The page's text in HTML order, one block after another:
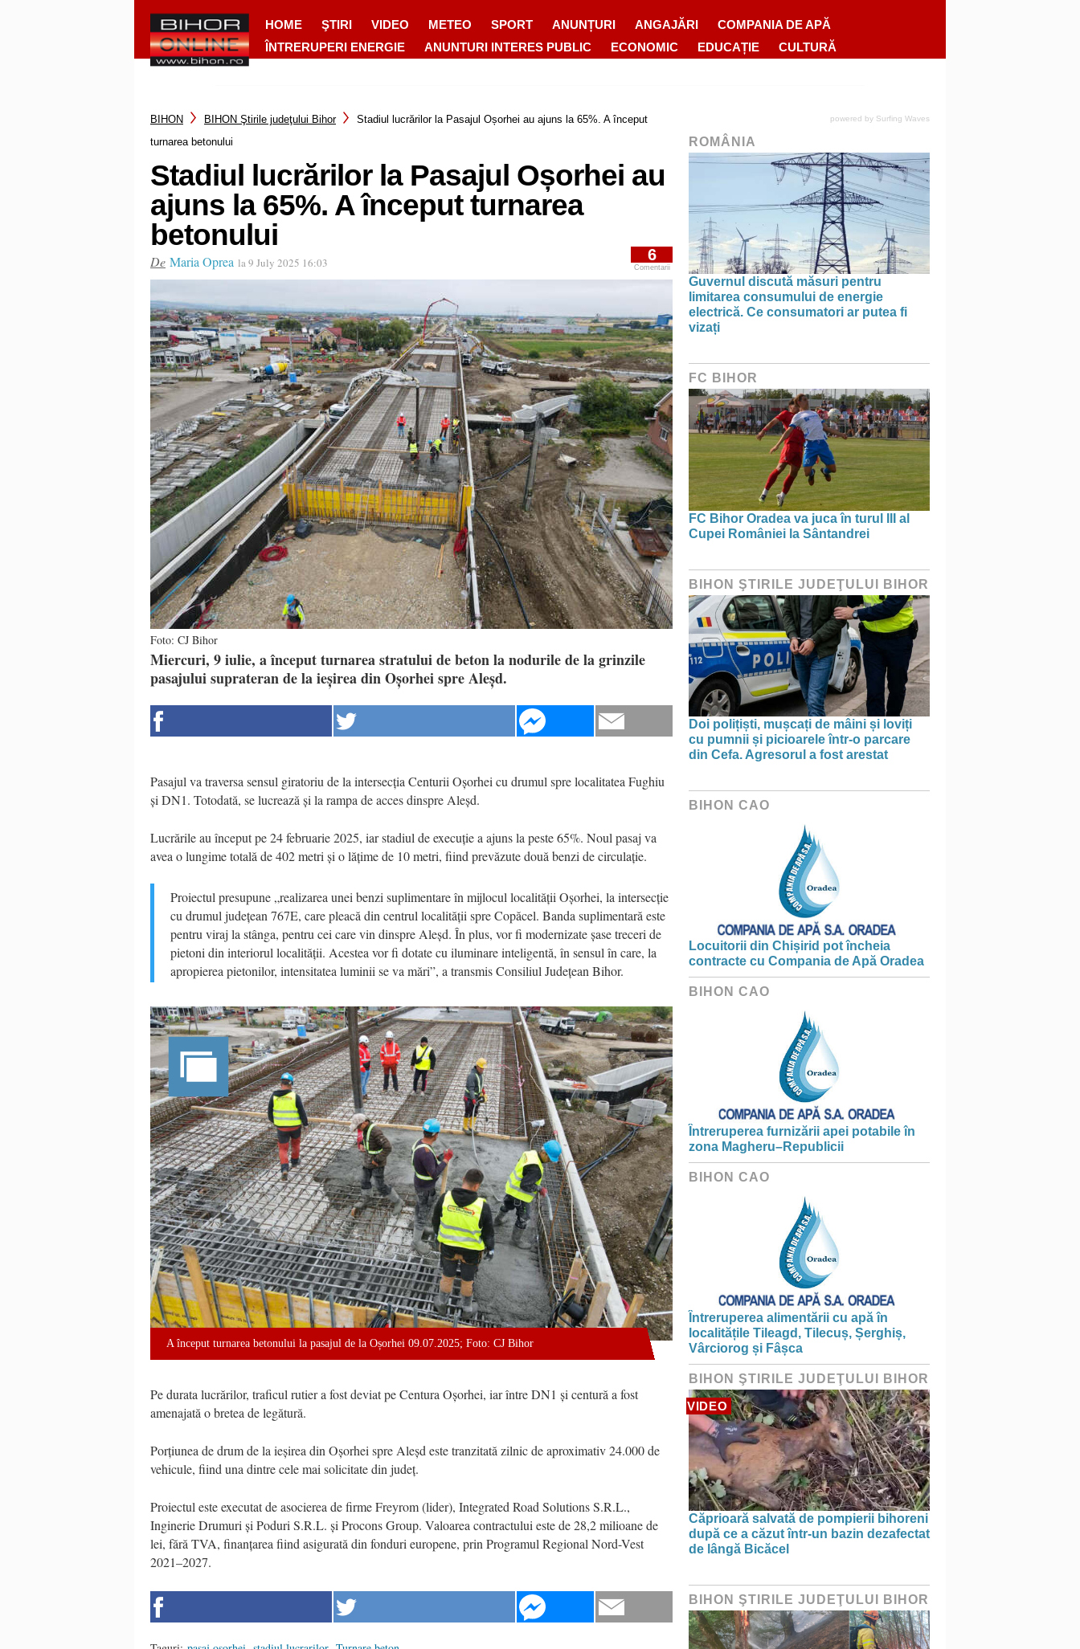
HOME ŞTIRI VIDEO METEO SPORT ANUNȚURI ANGAJĂRI
COMPANIA DE APĂ
ÎNTRERUPERI ENERGIE
ANUNTURI INTERES PUBLIC ECONOMIC EDUCAȚIE CULTURĂ
BIHON BIHON Ştirile judeţului Bihor
Stadiul lucrărilor la Pasajul Oșorhei au ajuns la 65%. A început
turnarea betonului
Stadiul lucrărilor la Pasajul Oșorhei au
ajuns la 65%. A început turnarea
betonului
De Maria Oprea la 9 July 2025 16:03 6
Comentarii
Foto: CJ Bihor
Miercuri, 9 iulie, a început turnarea stratului de beton la nodurile de la grinzile
pasajului suprateran de la ieșirea din Oșorhei spre Aleșd.
Pasajul va traversa sensul giratoriu de la intersecția Centurii Oșorhei cu drumul spre localitatea Fughiu
și DN1. Totodată, se lucrează și la rampa de acces dinspre Aleșd.
Lucrările au început pe 24 februarie 2025, iar stadiul de execuție a ajuns la peste 65%. Noul pasaj va
avea o lungime totală de 402 metri și o lățime de 10 metri, fiind prevăzute două benzi de circulație.
Proiectul presupune „realizarea unei benzi suplimentare în mijlocul localității Oșorhei, la intersecție
cu drumul județean 767E, care pleacă din centrul localității spre Copăcel. Banda suplimentară este
pentru viraj la stânga, pentru cei care vin dinspre Aleșd. În plus, vor fi modernizate șase treceri de
pietoni din interiorul localității. Acestea vor fi dotate cu iluminare inteligentă, în sensul în care, la
apropierea pietonilor, intensitatea luminii se va mări”, a transmis Consiliul Județean Bihor.
A început turnarea betonului la pasajul de la Oșorhei 09.07.2025; Foto: CJ Bihor
Pe durata lucrărilor, traficul rutier a fost deviat pe Centura Oșorhei, iar între DN1 și centură a fost
amenajată o bretea de legătură.
Porțiunea de drum de la ieșirea din Oșorhei spre Aleșd este tranzitată zilnic de aproximativ 24.000 de
vehicule, fiind una dintre cele mai solicitate din județ.
Proiectul este executat de asocierea de firme Freyrom (lider), Integrated Road Solutions S.R.L.,
Inginerie Drumuri și Poduri S.R.L. și Procons Group. Valoarea contractului este de 28,2 milioane de
lei, fără TVA, finanțarea fiind asigurată din fonduri europene, prin Programul Regional Nord-Vest
2021–2027.
powered by Surfing Waves
ROMÂNIA
Guvernul discută măsuri pentru
limitarea consumului de energie
electrică. Ce consumatori ar putea fi
vizați
FC BIHOR
FC Bihor Oradea va juca în turul III al
Cupei României la Sântandrei
BIHON ŞTIRILE JUDEŢULUI BIHOR
Doi polițiști, mușcați de mâini și loviți
cu pumnii și picioarele într-o parcare
din Cefa. Agresorul a fost arestat
BIHON CAO
Locuitorii din Chișirid pot încheia
contracte cu Compania de Apă Oradea
BIHON CAO
Întreruperea furnizării apei potabile în
zona Magheru–Republicii
BIHON CAO
Întreruperea alimentării cu apă în
localitățile Tileagd, Tilecuș, Șerghiș,
Vârciorog și Fâșca
BIHON ŞTIRILE JUDEŢULUI BIHOR
VIDEO
Căprioară salvată de pompierii bihoreni
după ce a căzut într-un bazin dezafectat
de lângă Bicăcel
BIHON ŞTIRILE JUDEŢULUI BIHOR